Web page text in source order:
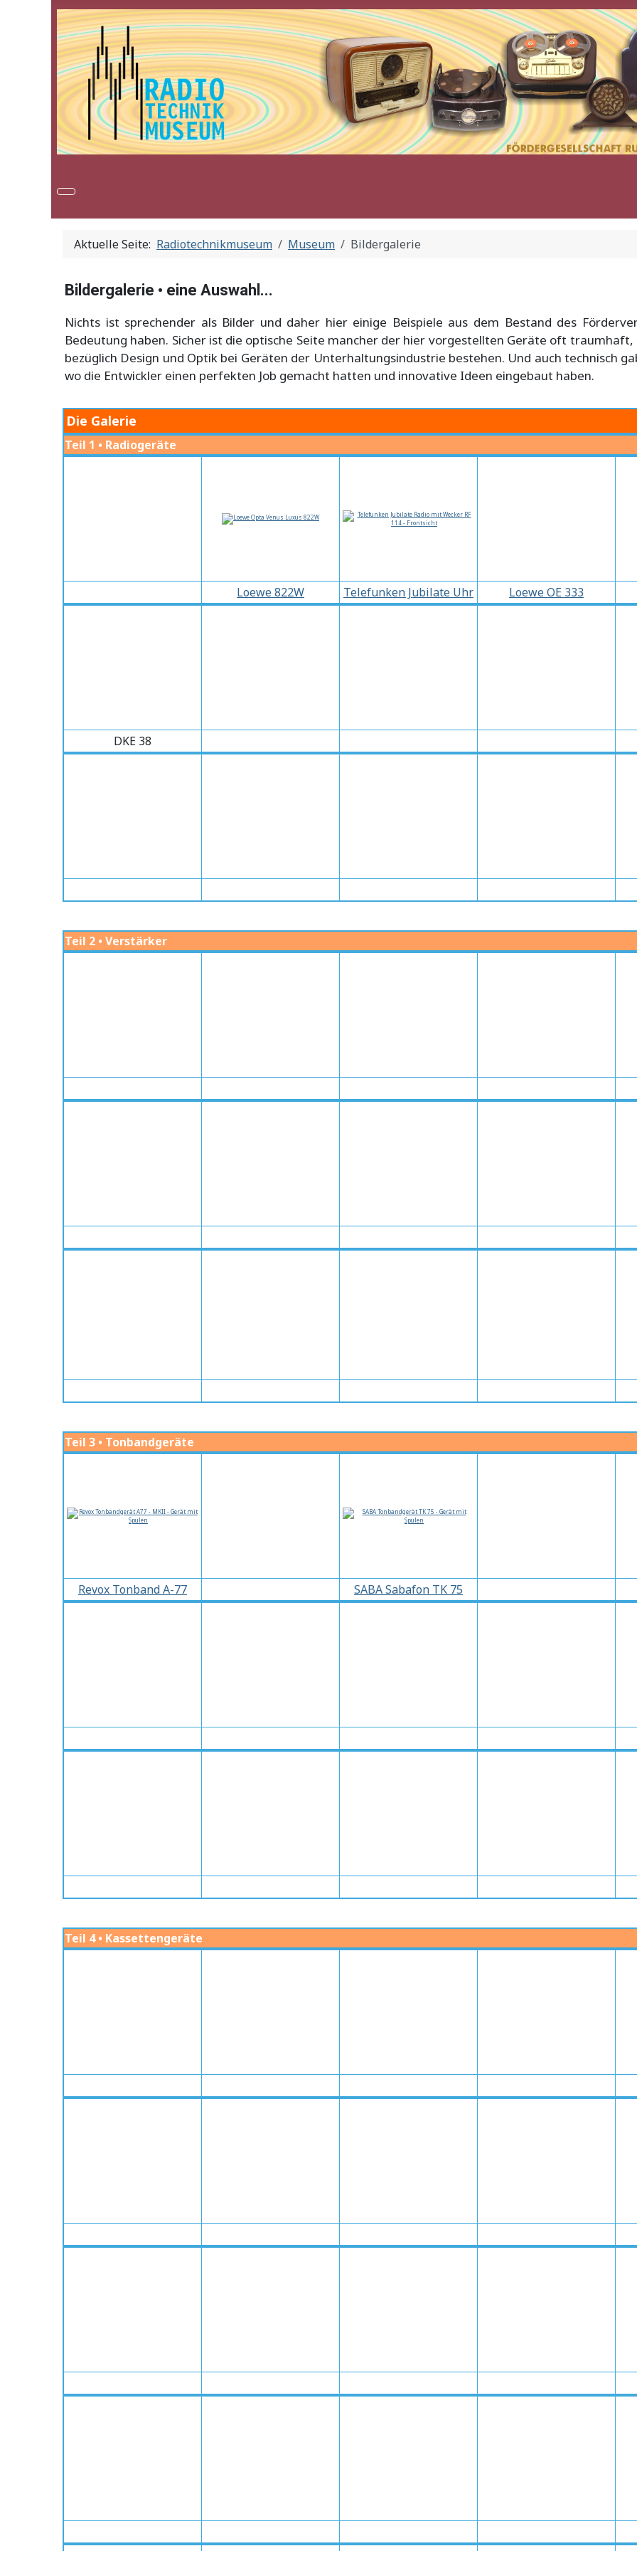
Aktuelle Seite: Radiotechnikmuseum Museum Bildergalerie
Bildergalerie • eine Auswahl...
Nichts ist sprechender als Bilder und daher hier einige Beispiele aus dem Bestand des
Bedeutung haben. Sicher ist die optische Seite mancher der hier vorgestellten Geräte oft
bezüglich Design und Optik bei Geräten der Unterhaltungsindustrie bestehen. Und auch technisch
wo die Entwickler einen perfekten Job gemacht hatten und innovative Ideen eingebaut haben.
Die Galerie
Teil 1 • Radiogeräte
Loewe 822W Telefunken Jubilate Uhr Loewe OE 333
DKE 38
Teil 2 • Verstärker
Teil 3 • Tonbandgeräte
Revox Tonband A-77 SABA Sabafon TK 75
Teil 4 • Kassettengeräte